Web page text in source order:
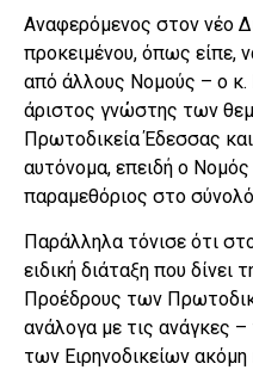
Αναφερόμενος στον νέο
προκειμένου, όπως είπε,
από άλλους Νομούς – ο
άριστος γνώστης των
Πρωτοδικεία Έδεσσας
αυτόνομα, επειδή ο Νομός
παραμεθόριος στο
Παράλληλα τόνισε ότι
ειδική διάταξη που δίνει
Προέδρους των
ανάλογα με τις ανάγκες –
των Ειρηνοδικείων ακόμη